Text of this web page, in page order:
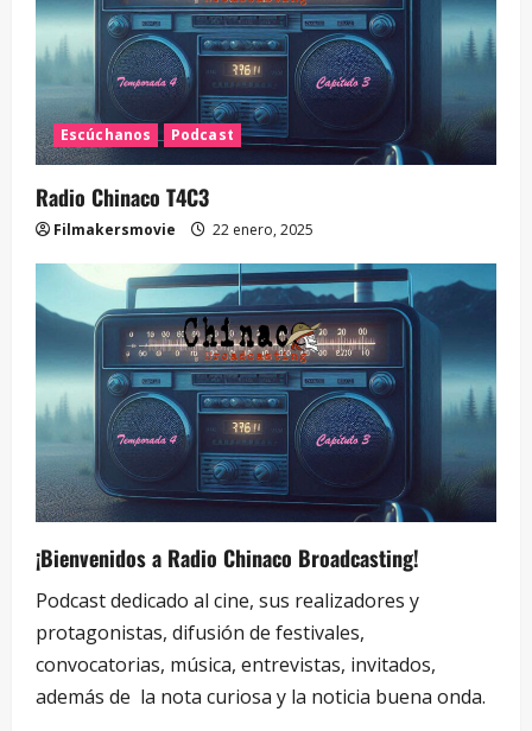
Escúchanos Podcast
Radio Chinaco T4C3
Filmakersmovie 22 enero, 2025
¡Bienvenidos a Radio Chinaco Broadcasting!
Podcast dedicado al cine, sus realizadores y
protagonistas, difusión de festivales,
convocatorias, música, entrevistas, invitados,
además de la nota curiosa y la noticia buena onda.